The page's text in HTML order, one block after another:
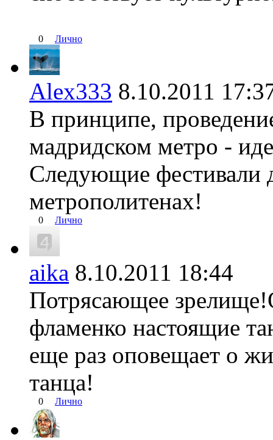
0 Лично
Alex333 8.10.2011
В принципе,
мадридском метро -
Следующие фестивали
метрополитенах!
0 Лично
aika 8.10.2011 18:44
Потрясающее
фламенко настоящие
еще раз оповещает о
танца!
0 Лично